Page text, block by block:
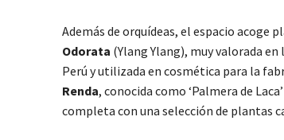
Además de orquídeas, el espacio acoge
Odorata (Ylang Ylang), muy valorada
Perú y utilizada en cosmética para la
Renda, conocida como ‘Palmera de
completa con una selección de plantas